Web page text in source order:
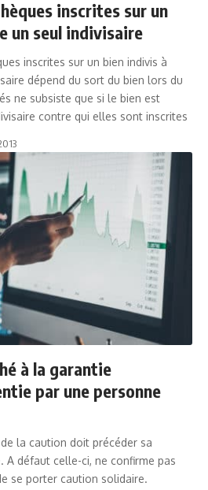
inscrites sur un
un seul indivisaire
inscrites sur un bien indivis à
dépend du sort du bien lors du
ne subsiste que si le bien est
contre qui elles sont inscrites
à la garantie
par une personne
la caution doit précéder sa
A défaut celle-ci, ne confirme pas
se porter caution solidaire.